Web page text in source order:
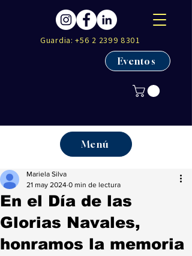
Guardia:+56 2 2399 8301
Eventos
Menú
En el Día de las
Glorias Navales,
honramos la memoria
Mariela Silva
21 may 2024 0 min de lectura